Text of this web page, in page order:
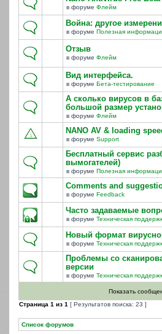
в форуме Флейм
Война: другое
в форуме Полезная
Отзыв
в форуме Флейм
Вид интерфейса.
в форуме Бета-тестирование
А сколько вирусов в
большой размер
в форуме Флейм
NANO AV & loading
в форуме Support
Бесплатный сервис
вымогателей)
в форуме Полезная
Comments and
в форуме Feedback
Часто задаваемые
в форуме Техническая
Новый формат
в форуме Техническая
Проблемы со
версии
в форуме Техническая
Показать
Страница 1 из 1 [ Результатов поиска: 23 ]
Список форумов